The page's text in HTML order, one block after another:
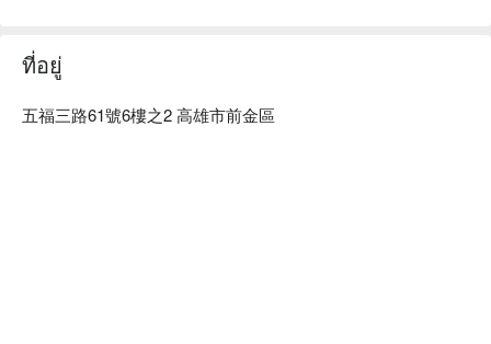
ที่อยู่
五福三路61號6樓之2 高雄市前金區